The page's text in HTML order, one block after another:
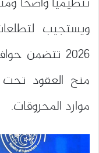
ويستجيب
2026 تتضمن
منح العقود تحت
موارد المحروقات.